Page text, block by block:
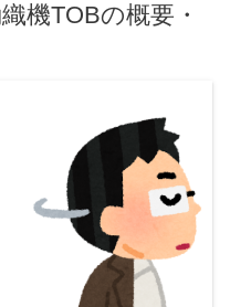
機TOBの概要・